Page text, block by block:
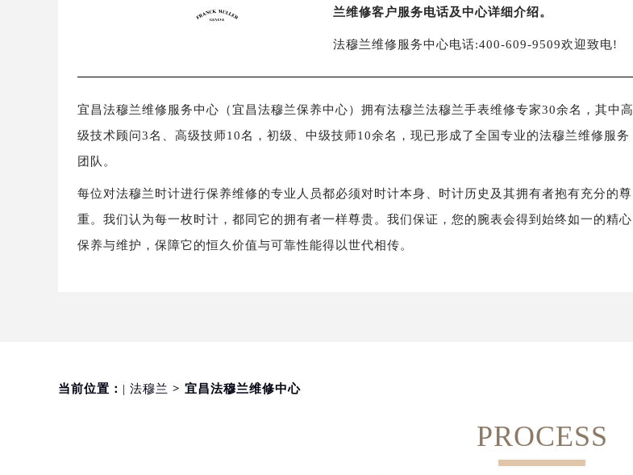
兰维修客户服务电话及中心详细介绍。
法穆兰维修服务中心电话:400-609-9509欢迎致电!
宜昌法穆兰维修服务中心（宜昌法穆兰保养中心）拥有法穆兰法穆兰手表维修专家30余名，其中高
级技术顾问3名、高级技师10名，初级、中级技师10余名，现已形成了全国专业的法穆兰维修服务
团队。
每位对法穆兰时计进行保养维修的专业人员都必须对时计本身、时计历史及其拥有者抱有充分的尊
重。我们认为每一枚时计，都同它的拥有者一样尊贵。我们保证，您的腕表会得到始终如一的精心
保养与维护，保障它的恒久价值与可靠性能得以世代相传。
当前位置： | 法穆兰 > 宜昌法穆兰维修中心
PROCESS